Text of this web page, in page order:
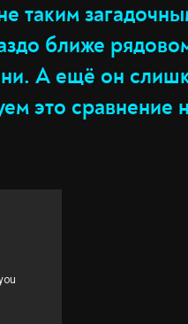
таким
ближе
А ещё он
это сравнение